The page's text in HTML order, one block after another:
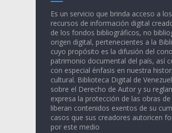
Es un servicio que brinda acceso a
recursos de información digital
de los fondos bibliográficos, no
origen digital, pertenecientes a la
cuyo propósito es la difusión del
patrimonio documental del país, así
con especial énfasis en nuestra
cultural. Biblioteca Digital de
sobre el Derecho de Autor y su
expresa la protección de las obras
liberan contenidos exentos de su
casos que sus creadores autoricen
por este medio